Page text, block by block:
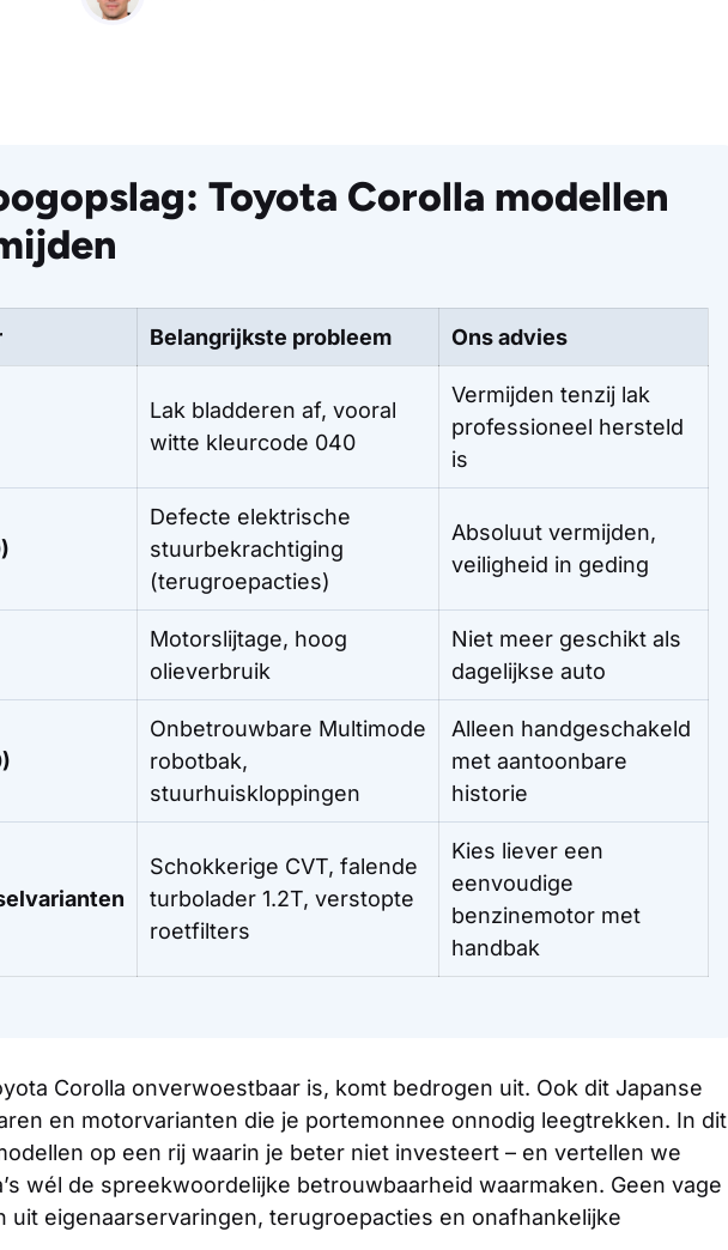
Toyota Corolla modellen
Belangrijkste probleem Ons advies
Lak bladderen af, vooral
witte kleurcode 040
Vermijden tenzij lak
professioneel hersteld
is
Defecte elektrische
stuurbekrachtiging
(terugroepacties)
Absoluut vermijden,
veiligheid in geding
Motorslijtage, hoog
olieverbruik
Niet meer geschikt als
dagelijkse auto
Onbetrouwbare Multimode
robotbak,
stuurhuiskloppingen
Alleen handgeschakeld
met aantoonbare
historie
Schokkerige CVT, falende
turbolader 1.2T, verstopte
roetfilters
Kies liever een
eenvoudige
benzinemotor met
handbak
Corolla onverwoestbaar is, komt bedrogen uit. Ook dit Japanse
en motorvarianten die je portemonnee onnodig leegtrekken. In dit
op een rij waarin je beter niet investeert – en vertellen we
wél de spreekwoordelijke betrouwbaarheid waarmaken. Geen vage
uit eigenaarservaringen, terugroepacties en onafhankelijke